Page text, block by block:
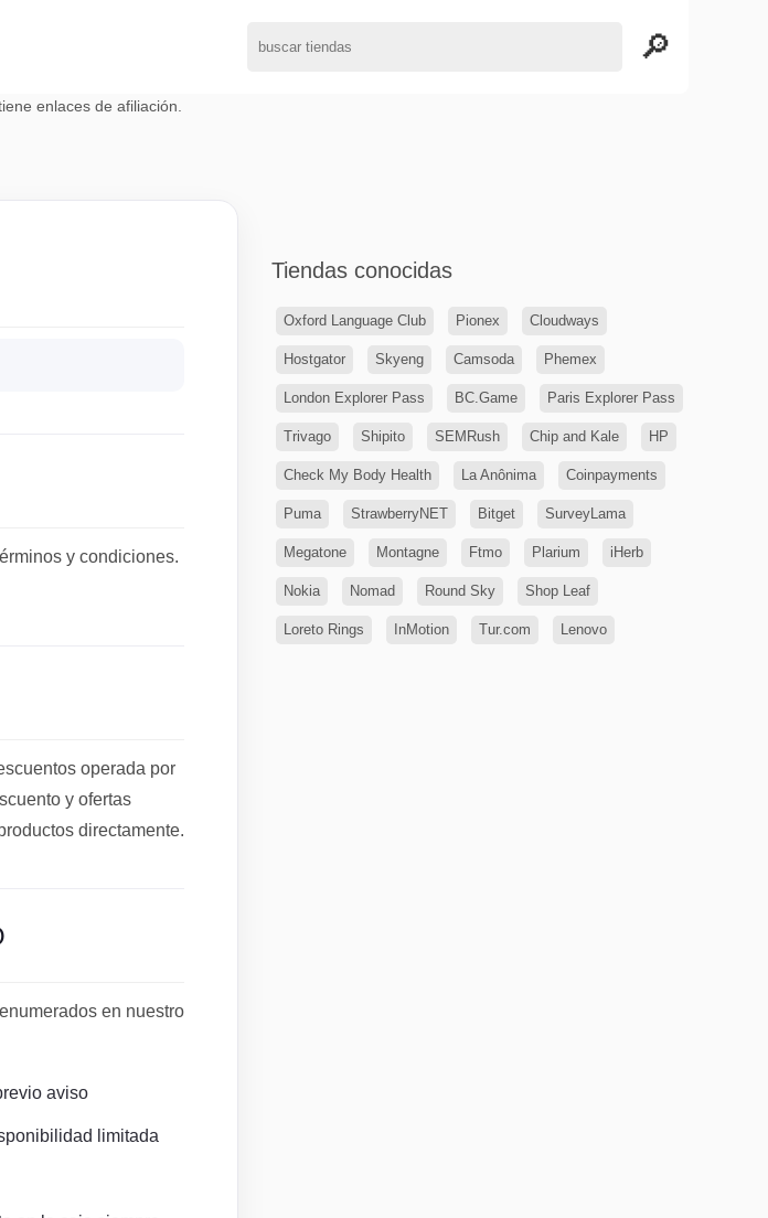
enlaces de afiliación.
y condiciones.
operada por
y ofertas
directamente.
en nuestro
aviso
limitada
Tiendas conocidas
Oxford Language Club Pionex Cloudways
Hostgator Skyeng Camsoda Phemex
London Explorer Pass BC.Game Paris Explorer Pass
Trivago Shipito SEMRush Chip and Kale HP
Check My Body Health La Anônima Coinpayments
Puma StrawberryNET Bitget SurveyLama
Megatone Montagne Ftmo Plarium iHerb
Nokia Nomad Round Sky Shop Leaf
Loreto Rings InMotion Tur.com Lenovo